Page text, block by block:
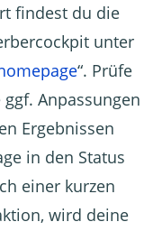
findest du die
unter
“. Prüfe
Anpassungen
Ergebnissen
in den Status
einer kurzen
wird deine